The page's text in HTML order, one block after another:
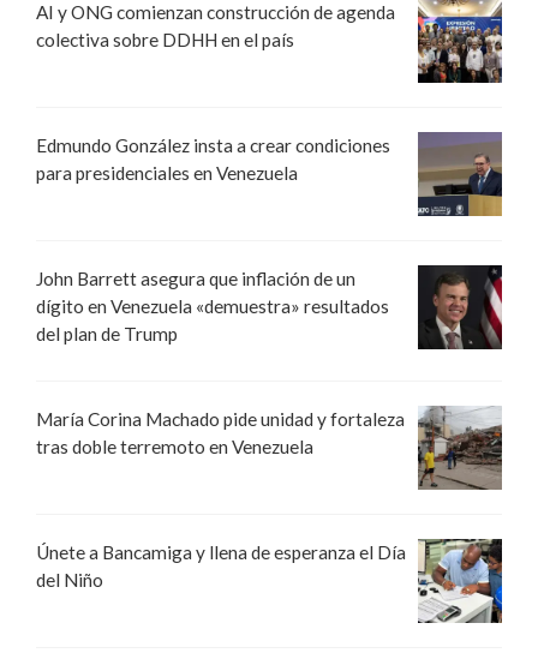
AI y ONG comienzan construcción de agenda
colectiva sobre DDHH en el país
Edmundo González insta a crear condiciones
para presidenciales en Venezuela
John Barrett asegura que inflación de un
dígito en Venezuela «demuestra» resultados
del plan de Trump
María Corina Machado pide unidad y fortaleza
tras doble terremoto en Venezuela
Únete a Bancamiga y llena de esperanza el Día
del Niño